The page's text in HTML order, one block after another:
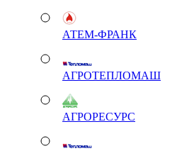
АТЕМ-ФРАНК
АГРОТЕПЛОМАШ
АГРОРЕСУРС